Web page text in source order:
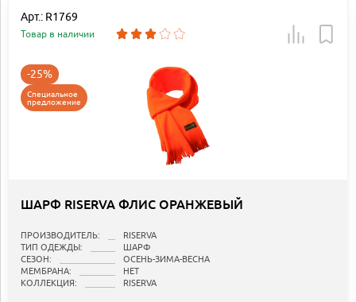
Арт.: R1769
Товар в наличии
-25%
Специальное
предложение
ШАРФ RISERVA ФЛИС ОРАНЖЕВЫЙ
ПРОИЗВОДИТЕЛЬ:
RISERVA
ТИП ОДЕЖДЫ:
ШАРФ
СЕЗОН:
ОСЕНЬ-ЗИМА-ВЕСНА
МЕМБРАНА:
НЕТ
КОЛЛЕКЦИЯ:
RISERVA